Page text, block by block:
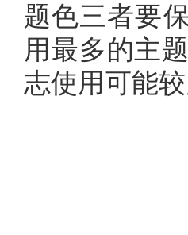
题色三者要
用最多的主
志使用可能较